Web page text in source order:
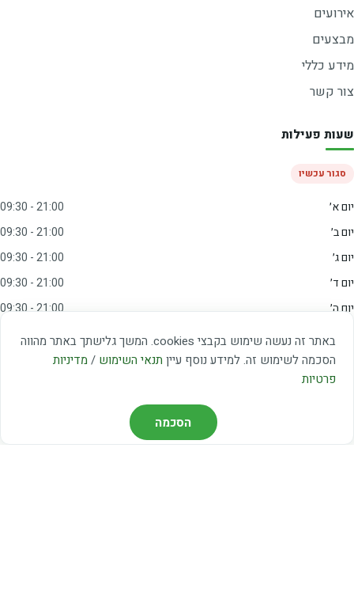
באתר זה נעשה שימוש בקבצי cookies. המשך גלישתך באתר מהווה
הסכמה לשימוש זה. למידע נוסף עיין תנאי השימוש / מדיניות
פרטיות
הסכמה
אירועים
מבצעים
מידע כללי
צור קשר
שעות פעילות
סגור עכשיו
יום א׳
09:30 - 21:00
יום ב׳
09:30 - 21:00
יום ג׳
09:30 - 21:00
יום ד׳
09:30 - 21:00
יום ה׳
09:30 - 21:00
יום ו׳
09:00 - 15:00
שבת
20:00 - 23:00